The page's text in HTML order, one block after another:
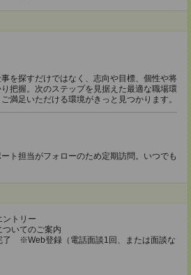
を探すだけではなく、志向や目標、個性や将
把握。次のステップを見据えた最適な職場環
満足いただける環境がきっと見つかります。
ト担当がフォローのため定期訪問。いつでも
ントリー
いてのご案内
了 ※Web登録（電話面談1回、または面談な